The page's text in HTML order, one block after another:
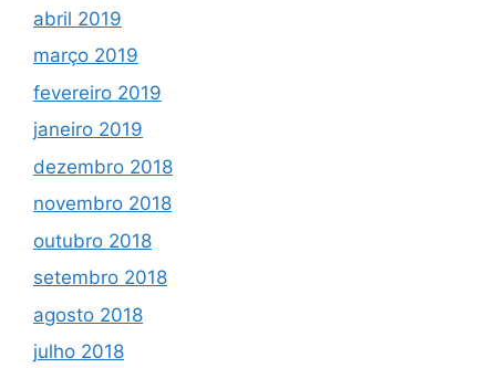
abril 2019
março 2019
fevereiro 2019
janeiro 2019
dezembro 2018
novembro 2018
outubro 2018
setembro 2018
agosto 2018
julho 2018